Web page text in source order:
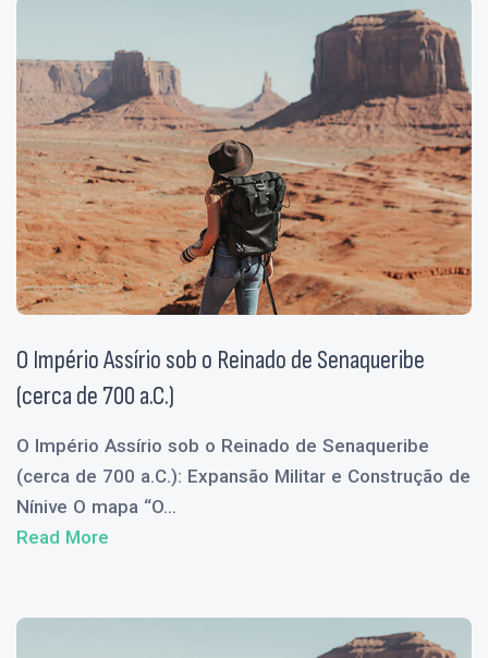
O Império Assírio sob o Reinado de Senaqueribe
(cerca de 700 a.C.)
O Império Assírio sob o Reinado de Senaqueribe
(cerca de 700 a.C.): Expansão Militar e Construção de
Nínive O mapa “O...
Read More